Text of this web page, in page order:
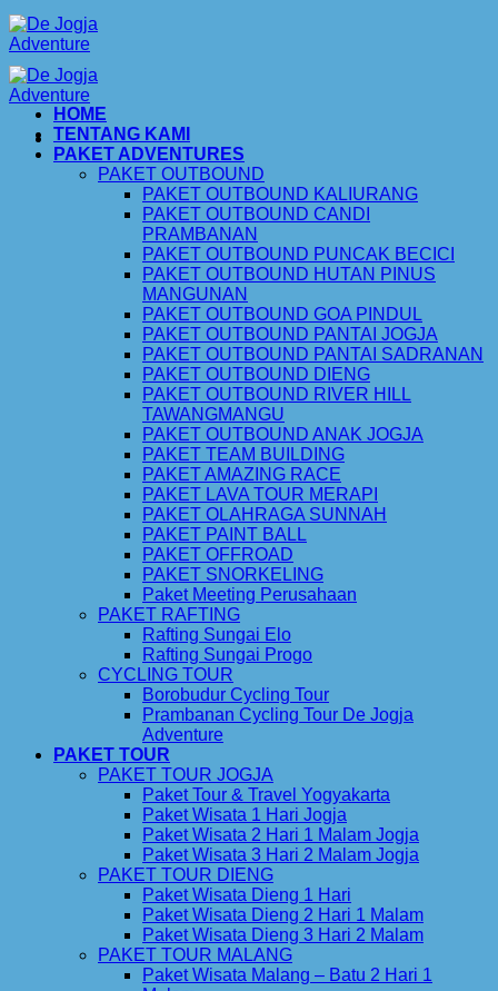
Skip
to
content
HOME
TENTANG KAMI
PAKET ADVENTURES
PAKET OUTBOUND
PAKET OUTBOUND KALIURANG
PAKET OUTBOUND CANDI
PRAMBANAN
PAKET OUTBOUND PUNCAK BECICI
PAKET OUTBOUND HUTAN PINUS
MANGUNAN
PAKET OUTBOUND GOA PINDUL
PAKET OUTBOUND PANTAI JOGJA
PAKET OUTBOUND PANTAI SADRANAN
PAKET OUTBOUND DIENG
PAKET OUTBOUND RIVER HILL
TAWANGMANGU
PAKET OUTBOUND ANAK JOGJA
PAKET TEAM BUILDING
PAKET AMAZING RACE
PAKET LAVA TOUR MERAPI
PAKET OLAHRAGA SUNNAH
PAKET PAINT BALL
PAKET OFFROAD
PAKET SNORKELING
Paket Meeting Perusahaan
PAKET RAFTING
Rafting Sungai Elo
Rafting Sungai Progo
CYCLING TOUR
Borobudur Cycling Tour
Prambanan Cycling Tour De Jogja
Adventure
PAKET TOUR
PAKET TOUR JOGJA
Paket Tour & Travel Yogyakarta
Paket Wisata 1 Hari Jogja
Paket Wisata 2 Hari 1 Malam Jogja
Paket Wisata 3 Hari 2 Malam Jogja
PAKET TOUR DIENG
Paket Wisata Dieng 1 Hari
Paket Wisata Dieng 2 Hari 1 Malam
Paket Wisata Dieng 3 Hari 2 Malam
PAKET TOUR MALANG
Paket Wisata Malang – Batu 2 Hari 1